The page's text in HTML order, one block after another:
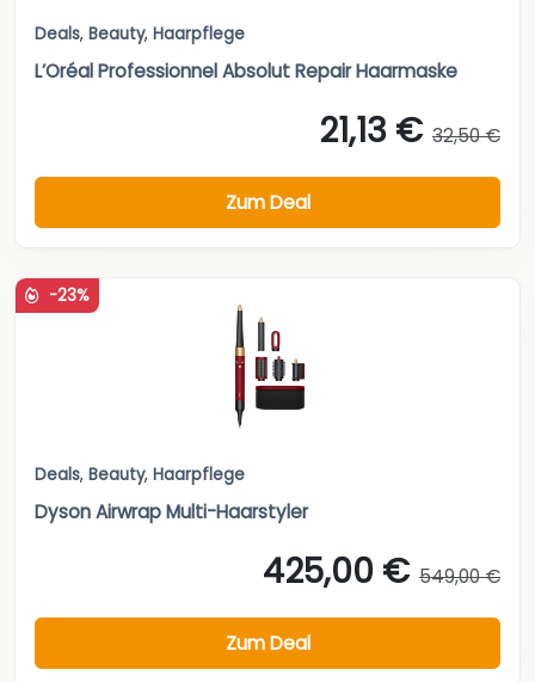
Deals, Beauty, Haarpflege
L’Oréal Professionnel Absolut Repair Haarmaske
21,13 € 32,50 €
Zum Deal
-23%
Deals, Beauty, Haarpflege
Dyson Airwrap Multi-Haarstyler
425,00 € 549,00 €
Zum Deal